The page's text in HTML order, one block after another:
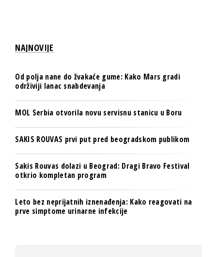
NAJNOVIJE
Od polja nane do žvakaće gume: Kako Mars gradi
održiviji lanac snabdevanja
MOL Serbia otvorila novu servisnu stanicu u Boru
SAKIS ROUVAS prvi put pred beogradskom publikom
Sakis Rouvas dolazi u Beograd: Dragi Bravo Festival
otkrio kompletan program
Leto bez neprijatnih iznenađenja: Kako reagovati na
prve simptome urinarne infekcije